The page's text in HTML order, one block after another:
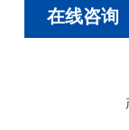
在线咨询